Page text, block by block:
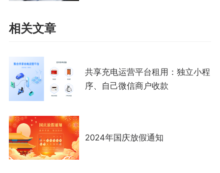
相关文章
共享充电运营平台租用：独立小程
序、自己微信商户收款
2024年国庆放假通知